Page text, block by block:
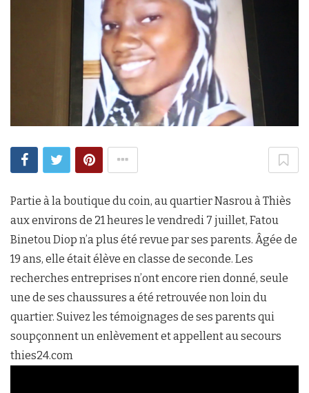
Partie à la boutique du coin, au quartier Nasrou à Thiès
aux environs de 21 heures le vendredi 7 juillet, Fatou
Binetou Diop n’a plus été revue par ses parents. Âgée de
19 ans, elle était élève en classe de seconde. Les
recherches entreprises n’ont encore rien donné, seule
une de ses chaussures a été retrouvée non loin du
quartier. Suivez les témoignages de ses parents qui
soupçonnent un enlèvement et appellent au secours
thies24.com